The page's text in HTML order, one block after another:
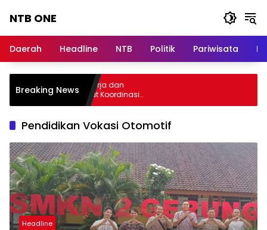
NTB ONE
dan
Lombok
Daerah Headline NTB Politik Pariwisata
Breaking News
Audiensi, Jasa Raharja dan
PANRB Perkuat Koordinasi
Kepatuhan PKB dan SWDKLLJ
Pendidikan Vokasi Otomotif
Headline